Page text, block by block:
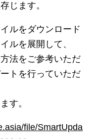
じます。
ルをダウンロード
ルを展開して、
法をご参考いただ
トを行っていただ
す。
file/SmartUpda